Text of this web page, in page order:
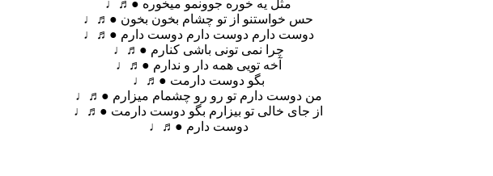
مثل یه خوره جوونمو میخوره ●♬♩
حس خواستنو از تو چشام بخون بخون ●♬♩
دوست دارم دوست دارم دوست دارم ●♬♩
چرا نمی تونی باشی کنارم ●♬♩
آخه تویی همه دار و ندارم ●♬♩
بگو دوست دارمت ●♬♩
من دوست دارم تو رو رو چشمام میزارم ●♬♩
از جای خالی تو بیزارم بگو دوست دارمت ●♬♩
دوست دارم ●♬♩